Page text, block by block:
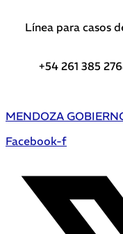
Línea para casos
+54 261 385
MENDOZA
Facebook-f